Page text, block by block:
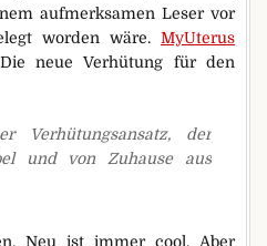
aufmerksamen Leser vor
worden wäre. MyUterus
neue Verhütung für den
Verhütungsansatz, der
und von Zuhause aus
Neu ist immer cool. Aber